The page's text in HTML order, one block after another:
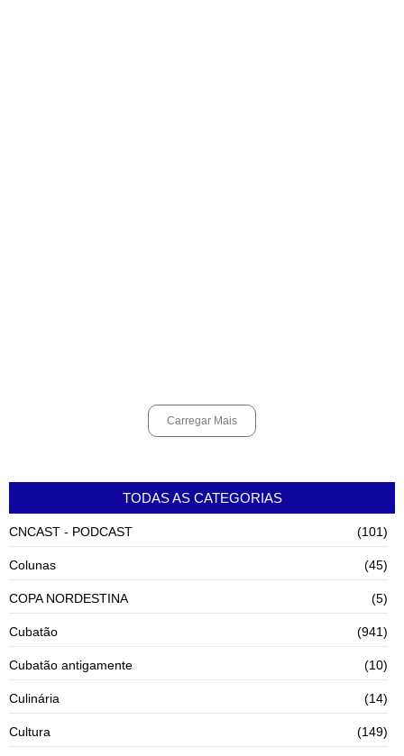
Carregar Mais
TODAS AS CATEGORIAS
CNCAST - PODCAST (101)
Colunas (45)
COPA NORDESTINA (5)
Cubatão (941)
Cubatão antigamente (10)
Culinária (14)
Cultura (149)